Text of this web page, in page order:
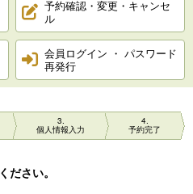
予約確認・変更・キャンセ
ル
会員ログイン ・ パスワード
再発行
3
個人情報入力
4
予約完了
ださい。